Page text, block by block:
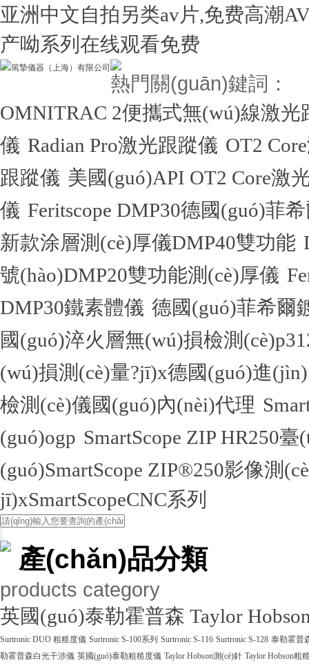
亚洲中文自拍另类av片,免费高潮
产呦系列在线观看免费
熱門關(guān)鍵詞：
OMNITRAC 2便攜式無(wú)線激光
儀 Radian Pro激光跟蹤儀 OT2
跟蹤儀 美國(guó)API OT2 Core激
儀 Feritscope DMP30德國(guó)菲
新款涂層測(cè)厚儀DMP40雙功能
號(hào)DMP20雙功能測(cè)厚儀
DMP30鐵素體儀 德國(guó)菲希爾
國(guó)淬火層無(wú)損檢測
(wú)損測(cè)量?jī)x德國(guó)進
檢測(cè)儀國(guó)內(nèi)代理
(guó)ogp SmartScope ZIP HR250
(guó)SmartScope ZIP®250影像測
jī)xSmartScopeCNC系列
產(chǎn)品分類
products category
英國(guó)泰勒霍普森 Taylor
Surtronic DUO 粗糙度儀 Surtronic S-100系列 Surtronic S-116 Surtronic S-128 泰勒霍普
勒霍普森白光干涉儀 英國(guó)泰勒粗糙度儀 Taylor Hobson測(cè)針 Taylor Hobson粗